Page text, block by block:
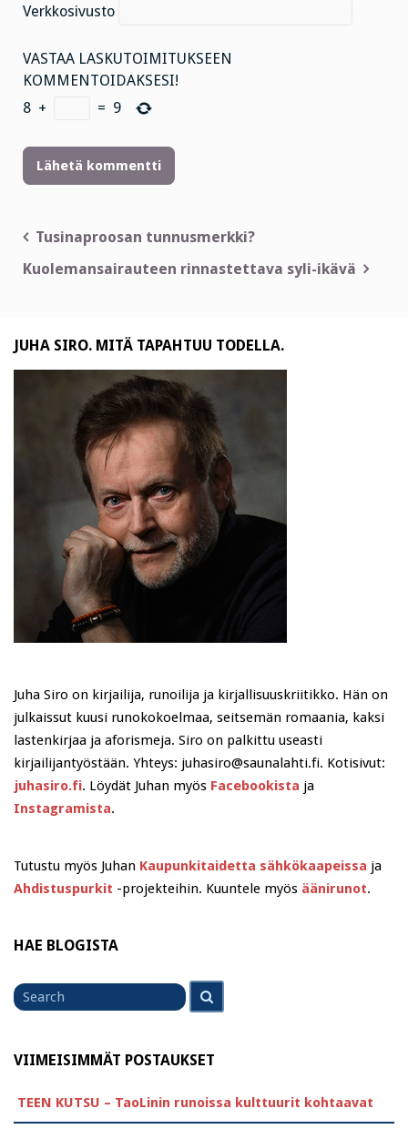
Verkkosivusto
VASTAA LASKUTOIMITUKSEEN
KOMMENTOIDAKSESI!
8 + = 9
Artikkelien
selaus
Tusinaproosan tunnusmerkki?
Kuolemansairauteen rinnastettava syli-ikävä
JUHA SIRO. MITÄ TAPAHTUU TODELLA.
Juha Siro on kirjailija, runoilija ja kirjallisuuskriitikko. Hän on
julkaissut kuusi runokokoelmaa, seitsemän romaania, kaksi
lastenkirjaa ja aforismeja. Siro on palkittu useasti
kirjailijantyöstään. Yhteys: juhasiro@saunalahti.fi. Kotisivut:
juhasiro.fi. Löydät Juhan myös Facebookista ja
Instagramista.
Tutustu myös Juhan Kaupunkitaidetta sähkökaapeissa ja
Ahdistuspurkit -projekteihin. Kuuntele myös äänirunot.
HAE BLOGISTA
Search
for
VIIMEISIMMÄT POSTAUKSET
TEEN KUTSU – TaoLinin runoissa kulttuurit kohtaavat